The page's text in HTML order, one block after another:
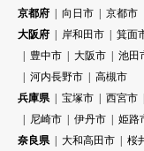
京都府
向日市
京都市
大阪府
岸和田市 箕面
豊中市
大阪市 池田
河内長野市
高槻市
兵庫県
宝塚市 西宮市
尼崎市
伊丹市 姫路
奈良県
大和高田市 桜